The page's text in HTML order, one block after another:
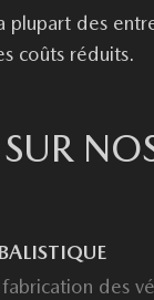
plupart des
coûts réduits.
fabrication des